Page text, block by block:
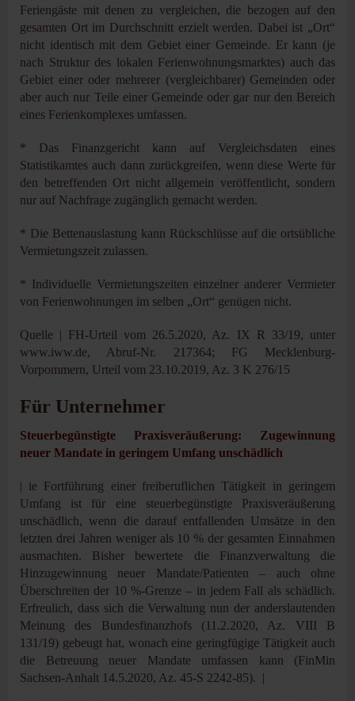
Feriengäste mit denen zu vergleichen, die bezogen auf den
gesamten Ort im Durchschnitt erzielt werden. Dabei ist „Ort“
nicht identisch mit dem Gebiet einer Gemeinde. Er kann (je
nach Struktur des lokalen Ferienwohnungsmarktes) auch das
Gebiet einer oder mehrerer (vergleichbarer) Gemeinden oder
aber auch nur Teile einer Gemeinde oder gar nur den Bereich
eines Ferienkomplexes umfassen.
* Das Finanzgericht kann auf Vergleichsdaten eines
Statistikamtes auch dann zurückgreifen, wenn diese Werte für
den betreffenden Ort nicht allgemein veröffentlicht, sondern
nur auf Nachfrage zugänglich gemacht werden.
* Die Bettenauslastung kann Rückschlüsse auf die ortsübliche
Vermietungszeit zulassen.
* Individuelle Vermietungszeiten einzelner anderer Vermieter
von Ferienwohnungen im selben „Ort“ genügen nicht.
Quelle | FH-Urteil vom 26.5.2020, Az. IX R 33/19, unter
www.iww.de, Abruf-Nr. 217364; FG Mecklenburg-
Vorpommern, Urteil vom 23.10.2019, Az. 3 K 276/15
Für Unternehmer
Steuerbegünstigte Praxisveräußerung: Zugewinnung
neuer Mandate in geringem Umfang unschädlich
| ie Fortführung einer freiberuflichen Tätigkeit in geringem
Umfang ist für eine steuerbegünstigte Praxisveräußerung
unschädlich, wenn die darauf entfallenden Umsätze in den
letzten drei Jahren weniger als 10 % der gesamten Einnahmen
ausmachten. Bisher bewertete die Finanzverwaltung die
Hinzugewinnung neuer Mandate/Patienten – auch ohne
Überschreiten der 10 %-Grenze – in jedem Fall als schädlich.
Erfreulich, dass sich die Verwaltung nun der anderslautenden
Meinung des Bundesfinanzhofs (11.2.2020, Az. VIII B
131/19) gebeugt hat, wonach eine geringfügige Tätigkeit auch
die Betreuung neuer Mandate umfassen kann (FinMin
Sachsen-Anhalt 14.5.2020, Az. 45-S 2242-85). |